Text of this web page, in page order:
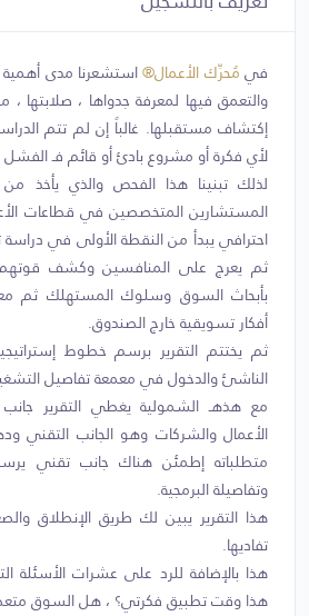
فيمُحرِّك الأعمال®استشعرنا مدى أهمية
والتعمق فيها لمعرفة جدواها ، صلابتها ،
إكتشاف مستقبلها. غالباً إن لم تتم
لأي فكرة أو مشروع بادئ أو قائم فـ الفشل
لذلك تبنينا هذا الفحص والذي يأخذ
المستشارين المتخصصين في قطاعات
احترافي يبدأ من النقطة الأولى في
ثم يعرج على المنافسين وكشف
بأبحاث السوق وسلوك المستهلك ثم
أفكار تسويقية خارج الصندوق.
ثم يختتم التقرير برسم خطوط
الناشئ والدخول في معمعة تفاصيل
مع هذهـ الشمولية يغطي التقرير
الأعمال والشركات وهو الجانب التقني
متطلباته إطمئن هناك جانب تقني
وتفاصيلة البرمجية.
هذا التقرير يبين لك طريق الإنطلاق
تفاديها.
هذا بالإضافة للرد على عشرات
هذا وقت تطبيق فكرتي؟ ، هل السوق